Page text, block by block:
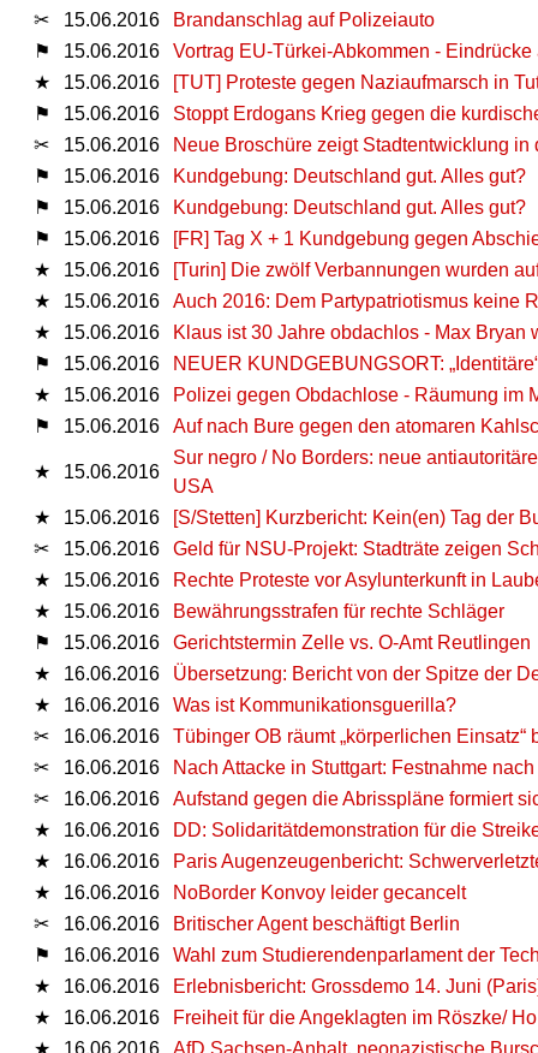
✂
15.06.2016
Brandanschlag auf Polizeiauto
⚑
15.06.2016
Vortrag EU-Türkei-Abkommen - Eindrücke
★
15.06.2016
[TUT] Proteste gegen Naziaufmarsch in
⚑
15.06.2016
Stoppt Erdogans Krieg gegen die
✂
15.06.2016
Neue Broschüre zeigt Stadtentwicklung in
⚑
15.06.2016
Kundgebung: Deutschland gut. Alles gut?
⚑
15.06.2016
Kundgebung: Deutschland gut. Alles gut?
⚑
15.06.2016
[FR] Tag X + 1 Kundgebung gegen
★
15.06.2016
[Turin] Die zwölf Verbannungen wurden
★
15.06.2016
Auch 2016: Dem Partypatriotismus keine
★
15.06.2016
Klaus ist 30 Jahre obdachlos - Max Bryan
⚑
15.06.2016
NEUER KUNDGEBUNGSORT:
★
15.06.2016
Polizei gegen Obdachlose - Räumung im
⚑
15.06.2016 Auf nach Bure gegen den atomaren
★ 15.06.2016
Sur negro / No Borders: neue
USA
★
15.06.2016
[S/Stetten] Kurzbericht: Kein(en) Tag der
✂
15.06.2016
Geld für NSU-Projekt: Stadträte zeigen
★
15.06.2016
Rechte Proteste vor Asylunterkunft in
★
15.06.2016
Bewährungsstrafen für rechte Schläger
⚑
15.06.2016
Gerichtstermin Zelle vs. O-Amt Reutlingen
★
16.06.2016
Übersetzung: Bericht von der Spitze der
★
16.06.2016
Was ist Kommunikationsguerilla?
✂
16.06.2016
Tübinger OB räumt „körperlichen
✂
16.06.2016
Nach Attacke in Stuttgart: Festnahme
✂
16.06.2016
Aufstand gegen die Abrisspläne formiert
★
16.06.2016
DD: Solidaritätdemonstration für die
★
16.06.2016
Paris Augenzeugenbericht:
★
16.06.2016
NoBorder Konvoy leider gecancelt
✂
16.06.2016
Britischer Agent beschäftigt Berlin
⚑
16.06.2016
Wahl zum Studierendenparlament der
★
16.06.2016
Erlebnisbericht: Grossdemo 14. Juni
★
16.06.2016
Freiheit für die Angeklagten im Röszke/
★
16.06.2016
AfD Sachsen-Anhalt, neonazistische